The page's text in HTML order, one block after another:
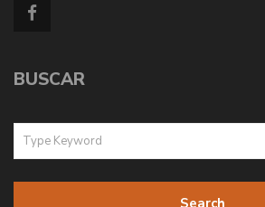
BUSCAR